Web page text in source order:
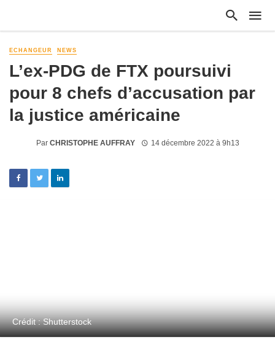
ECHANGEUR NEWS
L’ex-PDG de FTX poursuivi
pour 8 chefs d’accusation par
la justice américaine
Par CHRISTOPHE AUFFRAY 14 décembre 2022 à 9h13
Crédit : Shutterstock